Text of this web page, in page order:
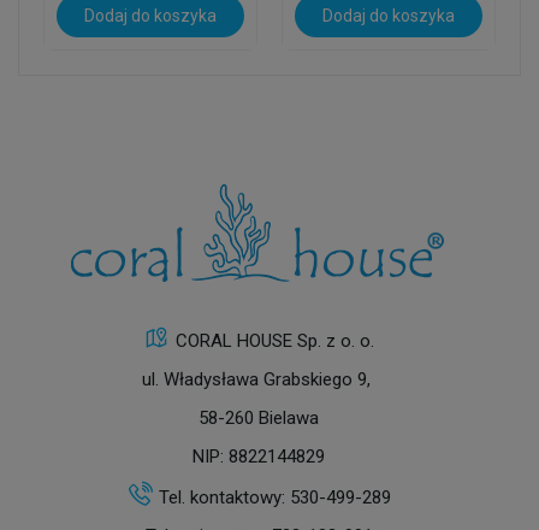
Dodaj do koszyka Dodaj do koszyka
CORAL HOUSE Sp. z o. o.
ul. Władysława Grabskiego 9,
58-260 Bielawa
NIP: 8822144829
Tel. kontaktowy: 530-499-289